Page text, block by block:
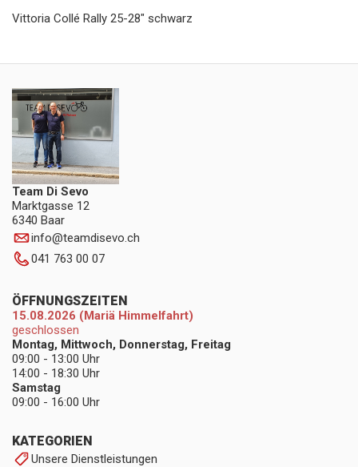
Vittoria Collé Rally 25-28" schwarz
Team Di Sevo
Marktgasse 12
6340 Baar
info@teamdisevo.ch
041 763 00 07
KATEGORIEN
Unsere Dienstleistungen
ÖFFNUNGSZEITEN
15.08.2026 (Mariä Himmelfahrt)
geschlossen
Montag, Mittwoch, Donnerstag, Freitag
09:00 - 13:00 Uhr
14:00 - 18:30 Uhr
Samstag
09:00 - 16:00 Uhr